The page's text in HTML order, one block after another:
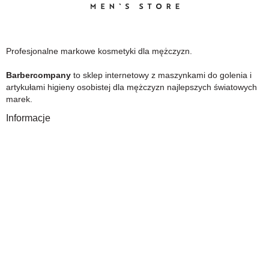
Profesjonalne markowe kosmetyki dla mężczyzn.
Barbercompany to sklep internetowy z maszynkami do golenia i
artykułami higieny osobistej dla mężczyzn najlepszych światowych
marek.
Informacje